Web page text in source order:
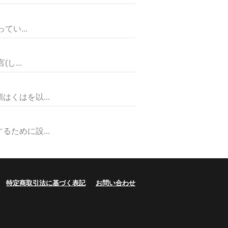
い...
し...
くはを以...
ために設...
特定商取引法に基づく表記 お問い合わせ